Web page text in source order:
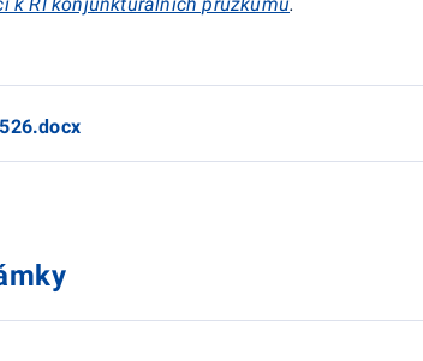
k RI konjunkturálních průzkumů.